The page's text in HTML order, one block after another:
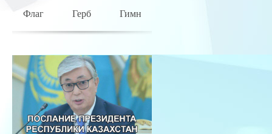
Флаг Герб Гимн